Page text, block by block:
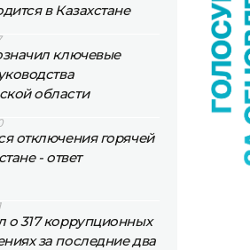
в Казахстане
ключевые
области
отключения горячей
- ответ
317 коррупционных
за последние два